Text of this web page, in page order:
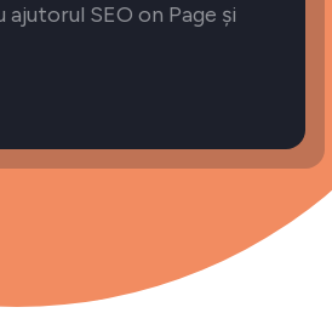
ajutorul SEO on Page și